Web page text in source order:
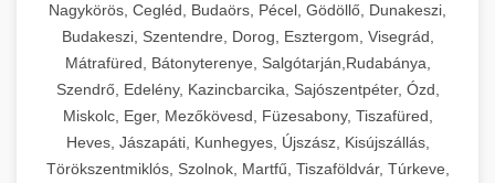
Nagykörös, Cegléd, Budaörs, Pécel, Gödöllő, Dunakeszi,
Budakeszi, Szentendre, Dorog, Esztergom, Visegrád,
Mátrafüred, Bátonyterenye, Salgótarján,Rudabánya,
Szendrő, Edelény, Kazincbarcika, Sajószentpéter, Ózd,
Miskolc, Eger, Mezőkövesd, Füzesabony, Tiszafüred,
Heves, Jászapáti, Kunhegyes, Újszász, Kisújszállás,
Törökszentmiklós, Szolnok, Martfű, Tiszaföldvár, Túrkeve,